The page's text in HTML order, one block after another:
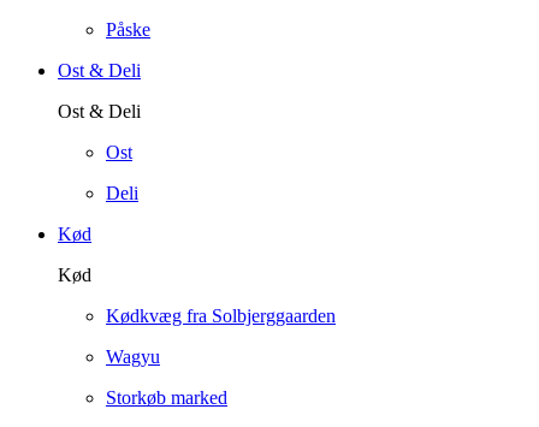
Påske
Ost & Deli
Ost & Deli
Ost
Deli
Kød
Kød
Kødkvæg fra Solbjerggaarden
Wagyu
Storkøb marked